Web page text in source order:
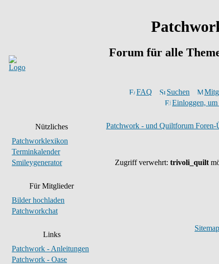
Forum für alle
FAQ Suchen
Einloggen,
Nützliches
Patchworklexikon
Terminkalender
Smileygenerator
Für Mitglieder
Bilder hochladen
Patchworkchat
Links
Patchwork - Anleitungen
Patchwork - Oase
Patchwork - und Quiltforum Foren-
Zugriff verwehrt: trivoli_quilt
Sitemap